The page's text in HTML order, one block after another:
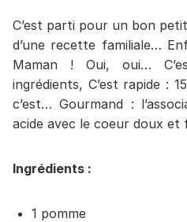
C’est parti pour un bon
d’une recette familiale…
Maman ! Oui, oui…
ingrédients, C’est rapide :
c’est… Gourmand :
acide avec le coeur doux
Ingrédients :
1 pomme